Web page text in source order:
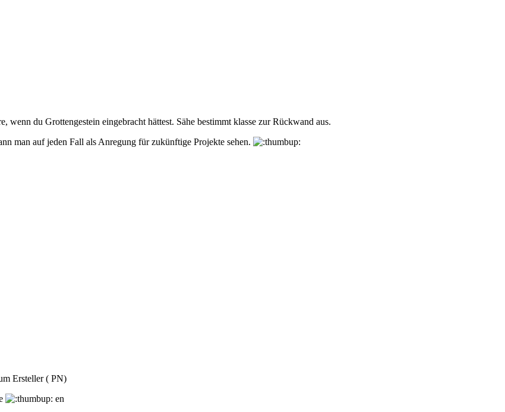
du Grottengestein eingebracht hättest. Sähe bestimmt klasse zur Rückwand aus.
man auf jeden Fall als Anregung für zukünftige Projekte sehen.
Ersteller ( PN)
en